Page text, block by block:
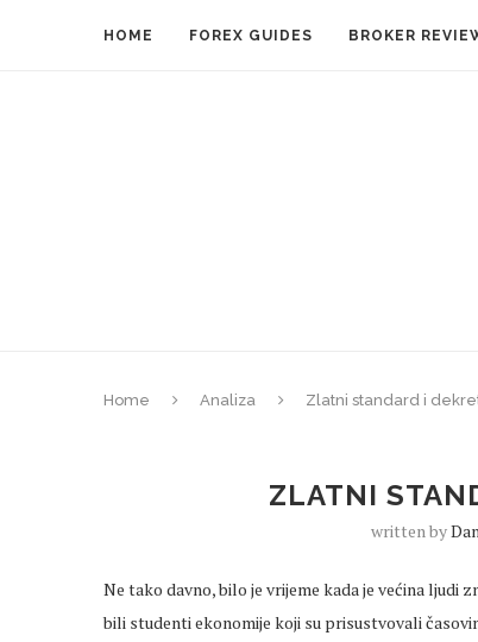
HOME FOREX GUIDES BROKER
Home Analiza Zlatni standard i
ZLATNI
written by
Ne tako davno, bilo je vrijeme kada je većina
bili studenti ekonomije koji su prisustvovali